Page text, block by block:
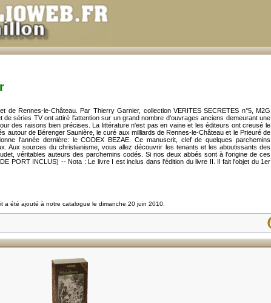
Rennes-le-Château. Par Thierry Garnier, collection VERITES SECRETES n°5, M2G
séries TV ont attiré l'attention sur un grand nombre d'ouvrages anciens demeurant une
des raisons bien précises. La littérature n'est pas en vaine et les éditeurs ont creusé le
autour de Bérenger Saunière, le curé aux milliards de Rennes-le-Château et le Prieuré de
l'année dernière: le CODEX BEZAE. Ce manuscrit, clef de quelques parchemins
Aux sources du christianisme, vous allez découvrir les tenants et les aboutissants des
véritables auteurs des parchemins codés. Si nos deux abbés sont à l'origine de ces
PORT INCLUS) -- Nota : Le livre I est inclus dans l'édition du livre II. Il fait l'objet du 1er
a été ajouté à notre catalogue le dimanche 20 juin 2010.